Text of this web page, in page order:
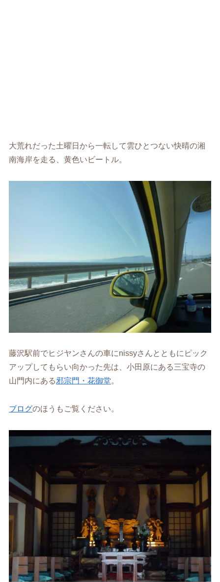
大荒れだった土曜日から一転して雲ひとつない快晴の湘
南海岸を走る、黄色いビートル。
藤沢駅前でヒジヤンさんの車にnissyさんとともにピック
アップしてもらい向かった先は、小田原にある三宝寺の
山門内にある邪宗門・花御堂。
ブログのほうもご覧ください。